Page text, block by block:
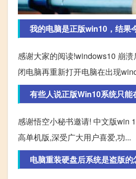
我的电脑是正版win10，结果
感谢大家的阅读!windows10 崩
闭电脑再重新打开电脑在出现wind
有些人说正版Win10系统只
感谢悟空小秘书邀请! 中文版win
高单机版,深受广大用户喜爱,功...
电脑重装硬盘后系统是盗版的